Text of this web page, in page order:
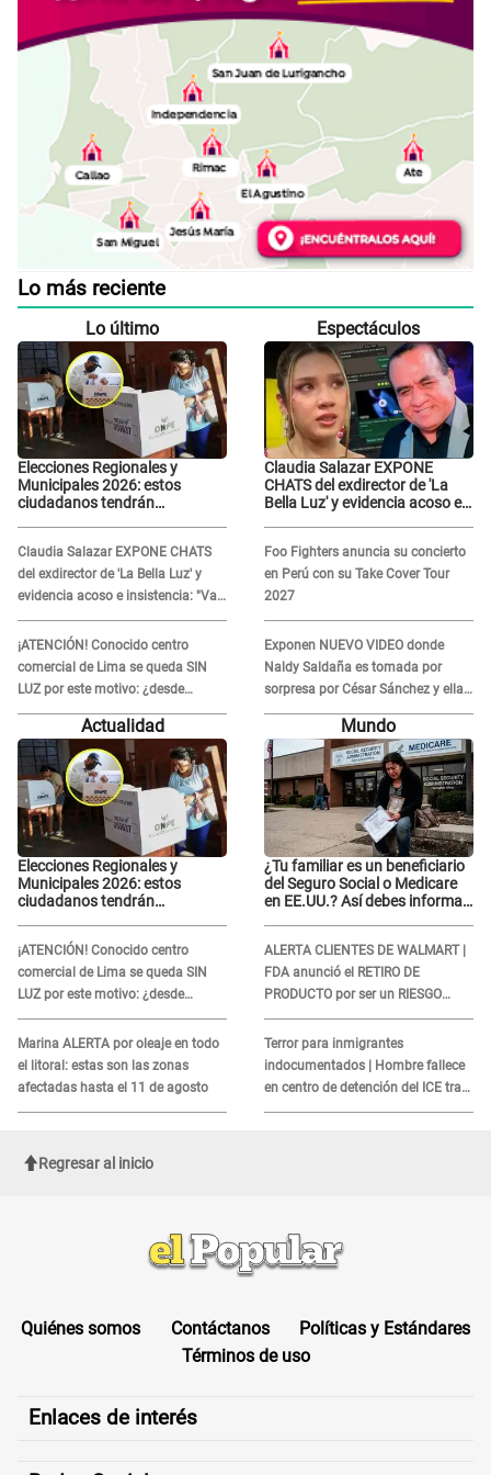
Lo más reciente
Lo último
Elecciones Regionales y
Municipales 2026: estos
ciudadanos tendrán
Claudia Salazar EXPONE CHATS
del exdirector de 'La Bella Luz' y
evidencia acoso e insistencia: "Vas
a estar conmigo, no pasa nada"
¡ATENCIÓN! Conocido centro
comercial de Lima se queda SIN
LUZ por este motivo: ¿desde
cuándo atenderá?
Espectáculos
Claudia Salazar EXPONE
CHATS del exdirector de 'La
Bella Luz' y evidencia acoso e
Foo Fighters anuncia su concierto
en Perú con su Take Cover Tour
2027
Exponen NUEVO VIDEO donde
Naldy Saldaña es tomada por
sorpresa por César Sánchez y ella
evidencia su REACCIÓN: Le agarró
Actualidad
Elecciones Regionales y
Municipales 2026: estos
ciudadanos tendrán
¡ATENCIÓN! Conocido centro
comercial de Lima se queda SIN
LUZ por este motivo: ¿desde
cuándo atenderá?
Marina ALERTA por oleaje en todo
el litoral: estas son las zonas
afectadas hasta el 11 de agosto
Mundo
¿Tu familiar es un beneficiario
del Seguro Social o Medicare
en EE.UU.? Así debes informar
ALERTA CLIENTES DE WALMART |
FDA anunció el RETIRO DE
PRODUCTO por ser un RIESGO
MORTAL para consumidores: ¿Cuál
es?
Terror para inmigrantes
indocumentados | Hombre fallece
en centro de detención del ICE tras
sufrir una "emergencia médica"
Regresar al inicio
Quiénes somos Contáctanos
Políticas y Estándares
Términos de uso
Enlaces de interés